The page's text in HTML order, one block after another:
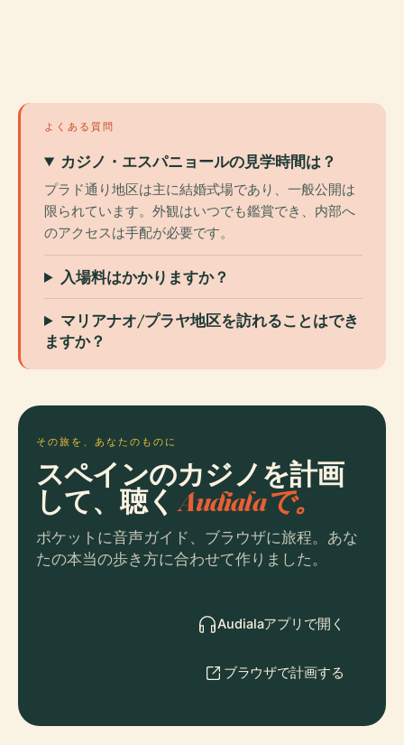
よくある質問
カジノ・エスパニョールの見学時間は？
プラド通り地区は主に結婚式場であり、一般公開は
限られています。外観はいつでも鑑賞でき、内部へ
のアクセスは手配が必要です。
入場料はかかりますか？
マリアナオ/プラヤ地区を訪れることはでき
ますか？
その旅を、あなたのものに
スペインのカジノを計画
して、聴くAudialaで。
ポケットに音声ガイド、ブラウザに旅程。あな
たの本当の歩き方に合わせて作りました。
Audialaアプリで開く
ブラウザで計画する